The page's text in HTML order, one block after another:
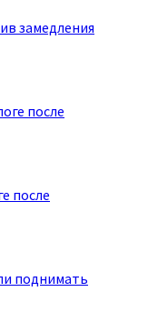
замедления
после